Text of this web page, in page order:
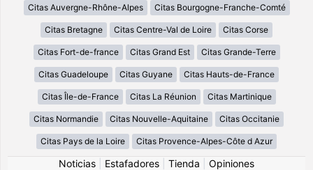
Citas Auvergne-Rhône-Alpes Citas Bourgogne-Franche-Comté
Citas Bretagne Citas Centre-Val de Loire Citas Corse
Citas Fort-de-france Citas Grand Est Citas Grande-Terre
Citas Guadeloupe Citas Guyane Citas Hauts-de-France
Citas Île-de-France Citas La Réunion Citas Martinique
Citas Normandie Citas Nouvelle-Aquitaine Citas Occitanie
Citas Pays de la Loire Citas Provence-Alpes-Côte d Azur
Noticias Estafadores Tienda
Opiniones